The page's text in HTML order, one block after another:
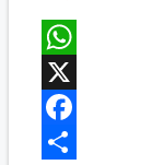
WhatsApp
X
Facebook